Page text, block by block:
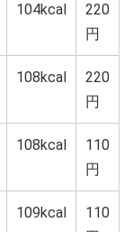
104kcal
220
円
108kcal
220
円
108kcal
110
円
109kcal
110